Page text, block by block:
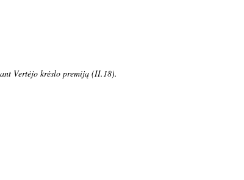
Vertėjo krėslo premiją (II.18).